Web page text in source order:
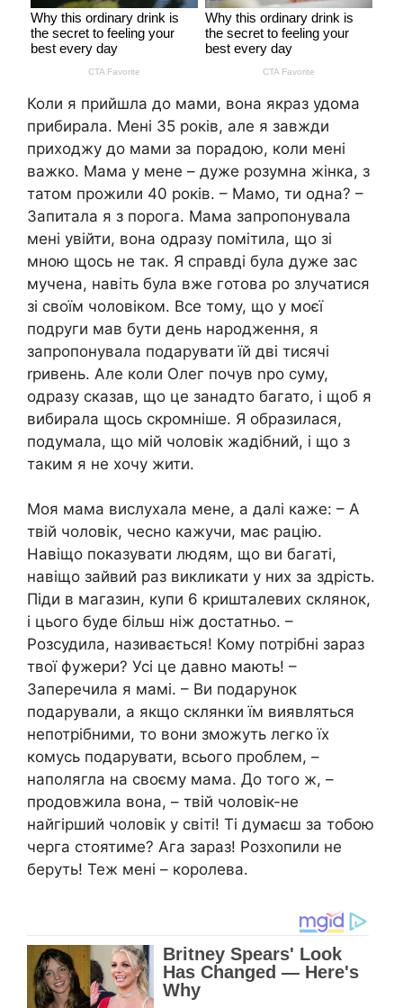
Коли я прийшла до мами, вона якраз удома
прибирала. Мені 35 років, але я завжди
приходжу до мами за порадою, коли мені
важко. Мама у мене – дуже розумна жінка, з
татом прожили 40 років. – Мамо, ти одна? –
Запитала я з порога. Мама запропонувала
мені увійти, вона одразу помітила, що зі
мною щось не так. Я справді була дуже зас
мучена, навіть була вже готова ро злучатися
зі своїм чоловіком. Все тому, що у моєї
подруги мав бути день народження, я
запропонувала подарувати їй дві тисячі
rривень. Але коли Олег почув npo суму,
одразу сказав, що це занадто багато, і щоб я
вибирала щось скромніше. Я образилася,
подумала, що мій чоловік жадібний, і що з
таким я не хочу жити.
Моя мама вислухала мене, а далі каже: – А
твій чоловік, чесно кажучи, має рацію.
Навіщо показувати людям, що ви багаті,
навіщо зайвий раз викликати у них за здрість.
Піди в магазин, купи 6 кришталевих склянок,
і цього буде більш ніж достатньо. –
Розсудила, називається! Кому потрібні зараз
твої фужери? Усі це давно мають! –
Заперечила я мамі. – Ви подарунок
подарували, а якщо склянки їм виявляться
непотрібними, то вони зможуть легко їх
комусь подарувати, всього проблем, –
наполягла на своєму мама. До того ж, –
продовжила вона, – твій чоловік-не
найгірший чоловік у світі! Ті думаєш за тобою
черга стоятиме? Ага зараз! Розхопили не
беруть! Теж мені – королева.